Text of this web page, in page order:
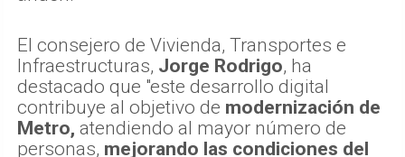
El consejero de Vivienda, Transportes e
Infraestructuras, Jorge Rodrigo, ha
destacado que "este desarrollo digital
contribuye al objetivo de modernización de
Metro, atendiendo al mayor número de
personas, mejorando las condiciones del